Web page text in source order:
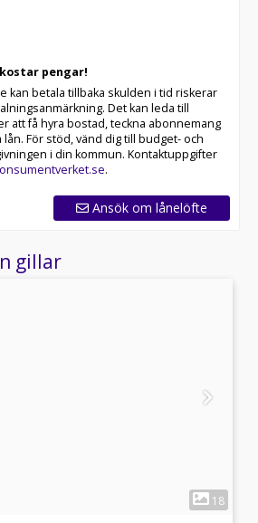
pengar!
kan betala tillbaka skulden i tid riskerar
Det kan leda till
att få hyra bostad, teckna abonnemang
lån. För stöd, vänd dig till budget- och
i din kommun. Kontaktuppgifter
.
Ansök om lånelöfte
gillar
18